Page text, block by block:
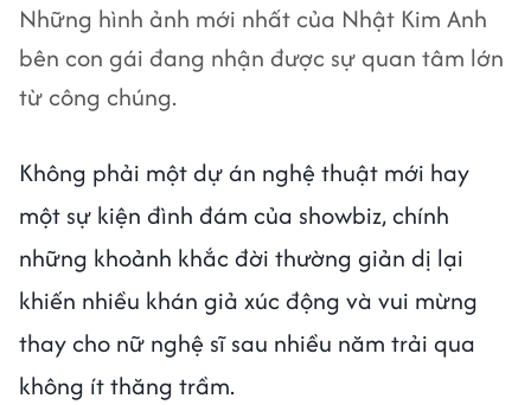
Những hình ảnh mới nhất của Nhật Kim Anh
bên con gái đang nhận được sự quan tâm lớn
từ công chúng.
Không phải một dự án nghệ thuật mới hay
một sự kiện đình đám của showbiz, chính
những khoảnh khắc đời thường giản dị lại
khiến nhiều khán giả xúc động và vui mừng
thay cho nữ nghệ sĩ sau nhiều năm trải qua
không ít thăng trầm.